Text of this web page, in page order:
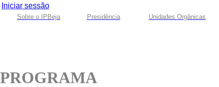
Iniciar sessão
Sobre o IPBeja Presidência Unidades Orgânicas
PROGRAMA